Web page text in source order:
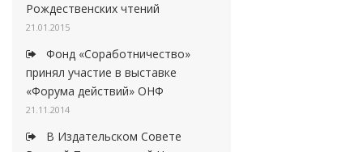
Рождественских чтений
21.01.2015
Фонд «Соработничество»
принял участие в выставке
«Форума действий» ОНФ
21.11.2014
В Издательском Совете